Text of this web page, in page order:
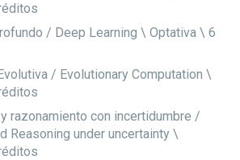
/ Deep Learning \ Optativa \ 6
/ Evolutionary Computation \
razonamiento con incertidumbre /
Reasoning under uncertainty \